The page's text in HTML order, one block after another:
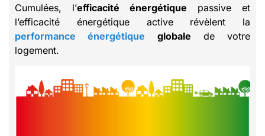
Cumulées, l’efficacité énergétique passive et
l’efficacité énergétique active révèlent la
performance énergétique globale de votre
logement.